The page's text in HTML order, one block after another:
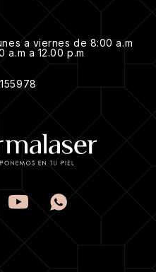
a viernes de 8:00 a.m
a.m a 12.00 p.m